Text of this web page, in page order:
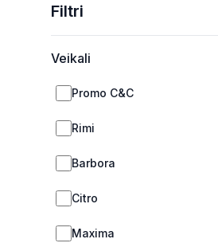
Filtri
Veikali
Promo C&C
Rimi
Barbora
Citro
Maxima